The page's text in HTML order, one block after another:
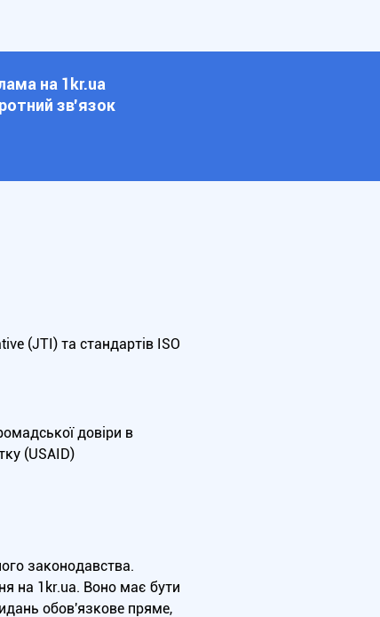
на 1kr.ua
зв'язок
(JTI) та стандартів ISO
довіри в
(USAID)
законодавства.
на 1kr.ua. Воно має бути
обов'язкове пряме,